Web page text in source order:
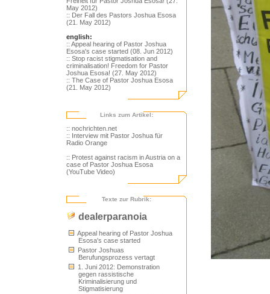
May 2012)
:: Der Fall des Pastors Joshua Esosa
(21. May 2012)
english:
:: Appeal hearing of Pastor Joshua
Esosa's case started (08. Jun 2012)
:: Stop racist stigmatisation and
criminalisation! Freedom for Pastor
Joshua Esosa! (27. May 2012)
:: The Case of Pastor Joshua Esosa
(21. May 2012)
Links zum Artikel:
:: nochrichten.net
:: Interview mit Pastor Joshua für
Radio Orange
:: Protest against racism in Austria on a
case of Pastor Joshua Esosa
(YouTube Video)
Texte zur Rubrik:
dealerparanoia
Appeal hearing of Pastor Joshua
Esosa's case started
Pastor Joshuas
Berufungsprozess vertagt
1. Juni 2012: Demonstration
gegen rassistische
Kriminalisierung und
Stigmatisierung